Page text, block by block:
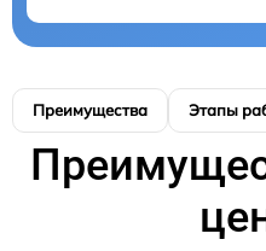
Преимущества Этапы